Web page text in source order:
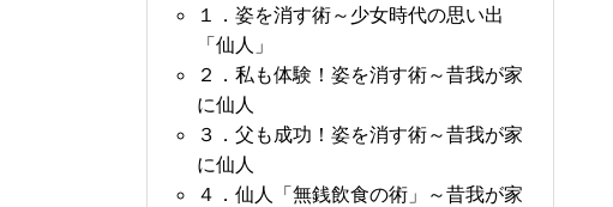
１．姿を消す術～少女時代の思い出
「仙人」
２．私も体験！姿を消す術～昔我が家
に仙人
３．父も成功！姿を消す術～昔我が家
に仙人
４．仙人「無銭飲食の術」～昔我が家